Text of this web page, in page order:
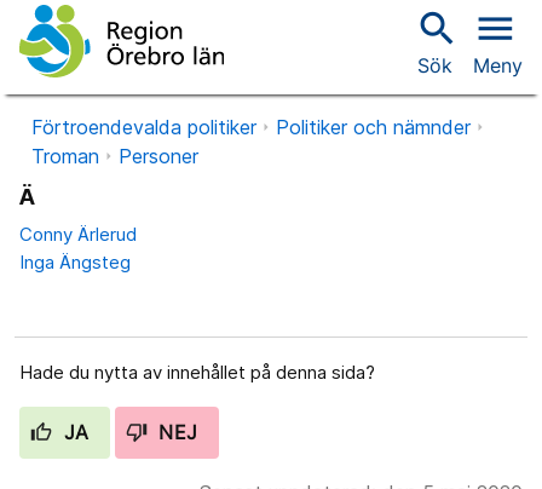
search
Sök
menu
Meny
Förtroendevalda politiker
Politiker och nämnder
Troman
Personer
Ä
Conny Ärlerud
Inga Ängsteg
Hade du nytta av innehållet på denna sida?
JA NEJ